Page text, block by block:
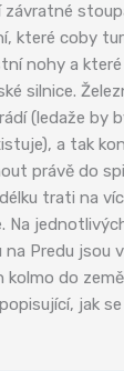
závratné
které coby
nohy a
silnice.
(ledaže by
a tak
právě do
trati na
Na
Predu jsou
kolmo do
jak